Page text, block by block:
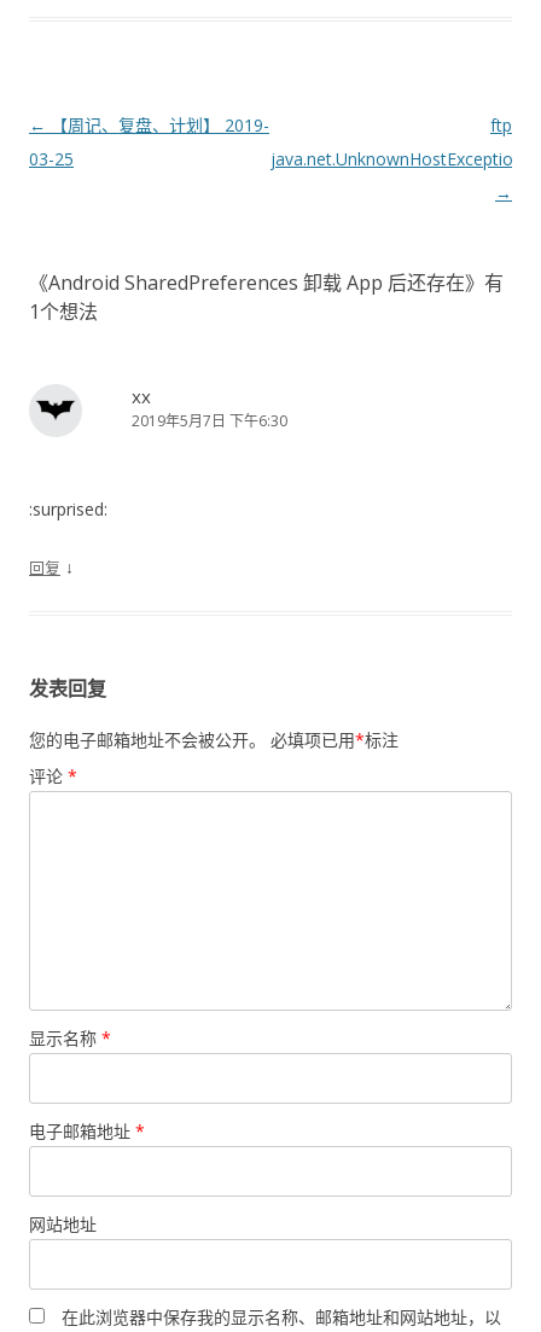
文
章
←
【周记、复盘、计划】 2019-
03-25
ftp
java.net.UnknownHostException:
→
《Android SharedPreferences 卸载 App 后还存在》有
1个想法
xx
2019年5月7日 下午6:30
:surprised:
回复 ↓
发表回复
您的电子邮箱地址不会被公开。 必填项已用*标注
评论 *
显示名称 *
电子邮箱地址 *
网站地址
在此浏览器中保存我的显示名称、邮箱地址和网站地址，以